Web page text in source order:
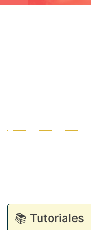
📚 Tutoriales